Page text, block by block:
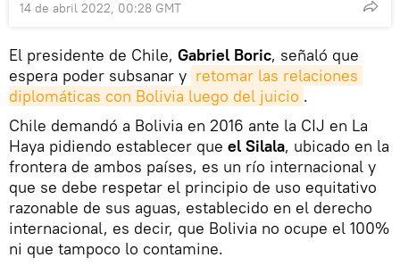
14 de abril 2022, 00:28 GMT
El presidente de Chile, Gabriel Boric, señaló que
espera poder subsanar y retomar las relaciones
diplomáticas con Bolivia luego del juicio .
Chile demandó a Bolivia en 2016 ante la CIJ en La
Haya pidiendo establecer que el Silala, ubicado en la
frontera de ambos países, es un río internacional y
que se debe respetar el principio de uso equitativo
razonable de sus aguas, establecido en el derecho
internacional, es decir, que Bolivia no ocupe el 100%
ni que tampoco lo contamine.